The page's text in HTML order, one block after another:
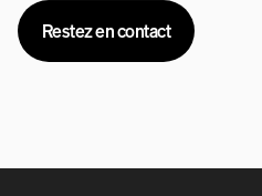
Restez en contact